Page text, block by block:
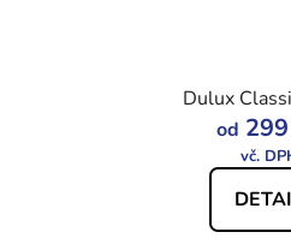
Dulux
od